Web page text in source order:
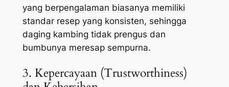
yang berpengalaman biasanya memiliki
standar resep yang konsisten, sehingga
daging kambing tidak prengus dan
bumbunya meresap sempurna.
3. Kepercayaan (Trustworthiness)